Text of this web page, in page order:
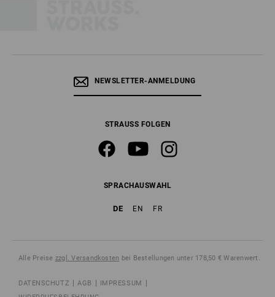
NEWSLETTER-ANMELDUNG
STRAUSS FOLGEN
SPRACHAUSWAHL
DE EN FR
Alle Preise zzgl. Versandkosten bei Bestellungen unter 178,50 € Warenwert.
DATENSCHUTZ AGB
IMPRESSUM